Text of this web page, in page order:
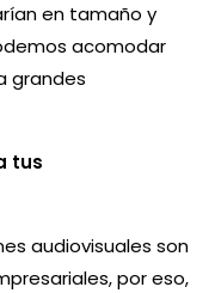
en tamaño y
acomodar
grandes
tus
audiovisuales son
por eso,